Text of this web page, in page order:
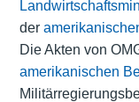
der
Die Akten von
amerikanischen